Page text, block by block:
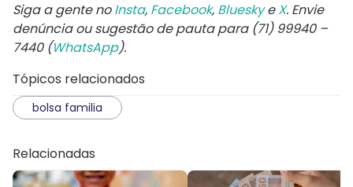
Siga a gente noInsta, Facebook, BlueskyeX. Envie
denúncia ou sugestão de pauta para (71) 99940 –
7440 (WhatsApp).
Tópicos relacionados
bolsa familia
Relacionadas